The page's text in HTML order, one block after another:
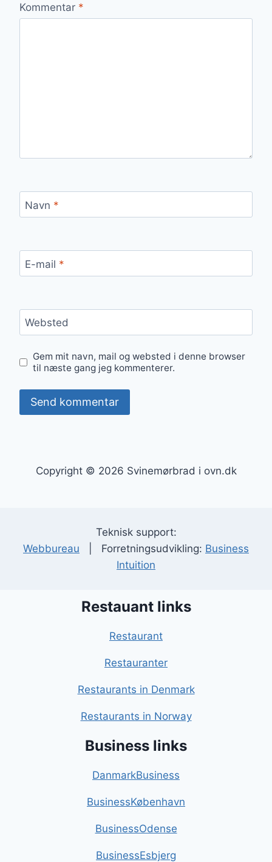
Kommentar *
Navn *
E-mail *
Websted
Gem mit navn, mail og websted i denne browser
til næste gang jeg kommenterer.
Copyright © 2026 Svinemørbrad i ovn.dk
Teknisk support:
Webbureau | Forretningsudvikling: Business
Intuition
Restauant links
Restaurant
Restauranter
Restaurants in Denmark
Restaurants in Norway
Business links
DanmarkBusiness
BusinessKøbenhavn
BusinessOdense
BusinessEsbjerg